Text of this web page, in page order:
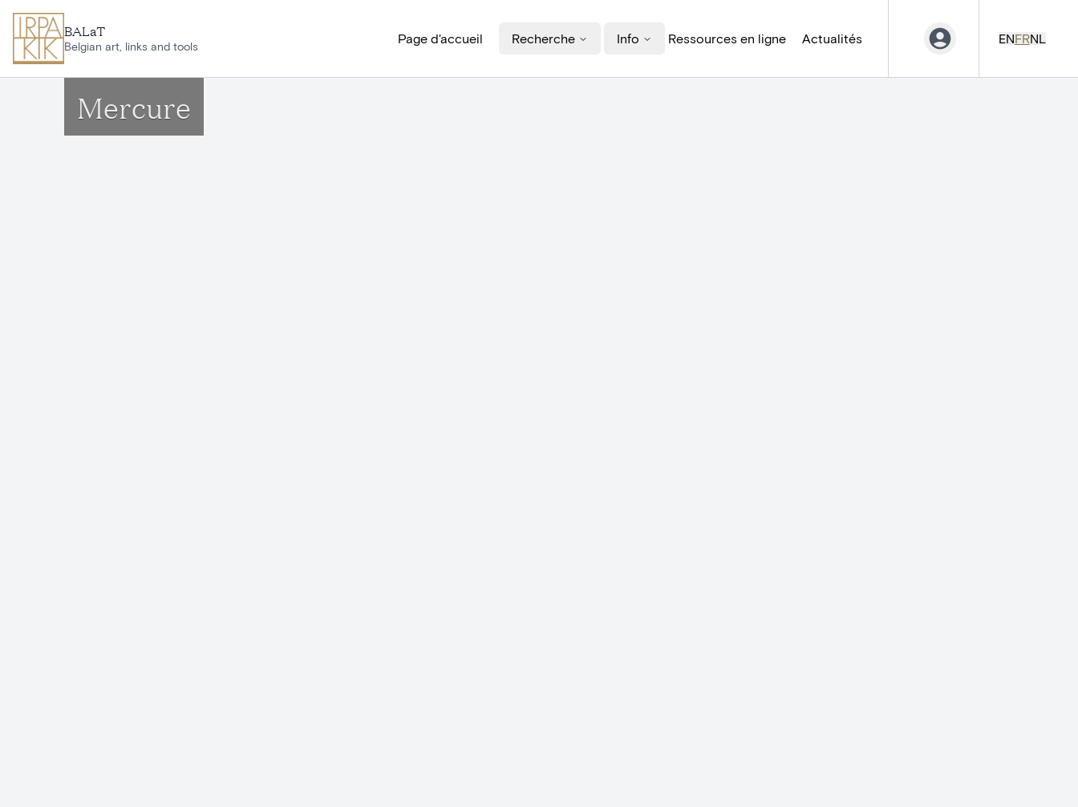
BALaT
Belgian art, links and tools
Page d'accueil Recherche Info Ressources en ligne Actualités ENFRNL
Mercure